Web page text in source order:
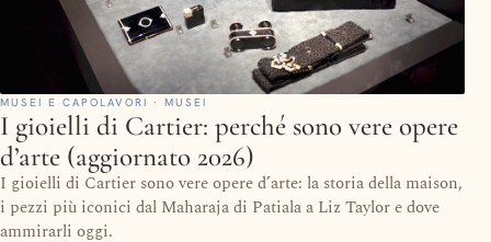
MUSEI E CAPOLAVORI · MUSEI
I gioielli di Cartier: perché sono vere opere
d’arte (aggiornato 2026)
I gioielli di Cartier sono vere opere d’arte: la storia della maison,
i pezzi più iconici dal Maharaja di Patiala a Liz Taylor e dove
ammirarli oggi.